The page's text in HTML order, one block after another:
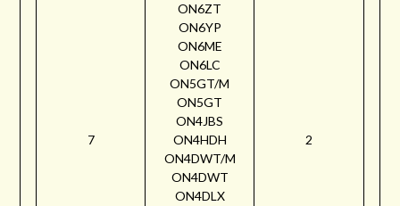
7
ON6ZT
ON6YP
ON6ME
ON6LC
ON5GT/M
ON5GT
ON4JBS
ON4HDH
ON4DWT/M
ON4DWT
ON4DLX
2